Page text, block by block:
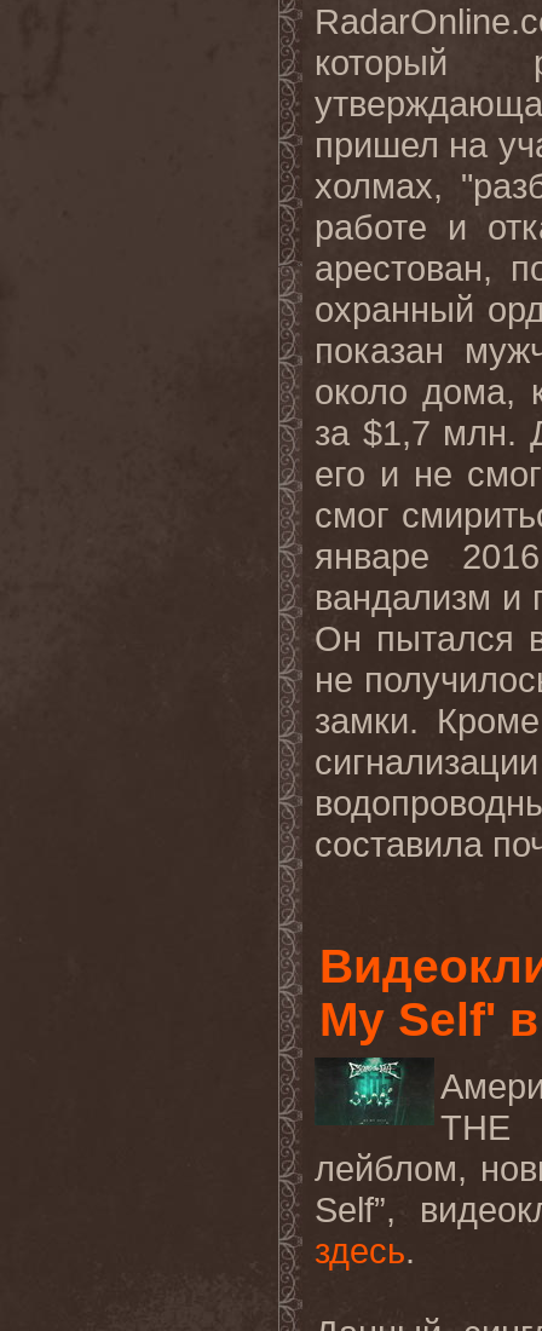
RadarOnline.
который
пришел на
холмах,
работе и
арестован,
охранный
показан
около дома,
за $1,7 млн.
его и не
смог
январе
вандализм и
Он пытался
не
замки.
составила
My Self'
THE
лейблом,
Self”,
здесь.